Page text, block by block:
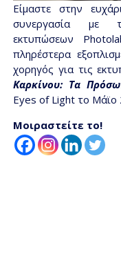
Είμαστε στην
συνεργασία με
εκτυπώσεων
πληρέστερα
χορηγός για τις
Καρκίνου: Τα
Eyes of Light το Μάϊο
Μοιραστείτε το!